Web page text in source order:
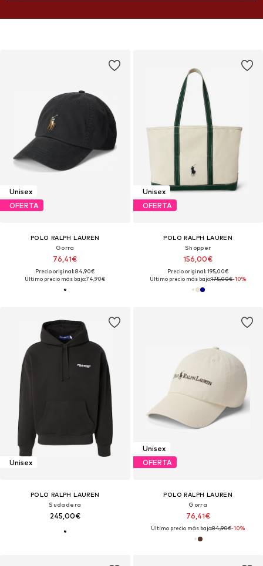
Unisex
OFERTA
POLO RALPH LAUREN
Gorra
76,41€
Precio original: 84,90€
Último precio más bajo:74,90€
Unisex
OFERTA
POLO RALPH LAUREN
Shopper
156,00€
Precio original: 195,00€
Último precio más bajo:175,00€-10%
Unisex
POLO RALPH LAUREN
Sudadera
245,00€
Unisex
OFERTA
POLO RALPH LAUREN
Gorra
76,41€
Último precio más bajo:84,90€-10%